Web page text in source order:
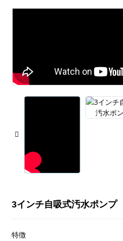
3インチ自吸式汚水ポンプ
特徴